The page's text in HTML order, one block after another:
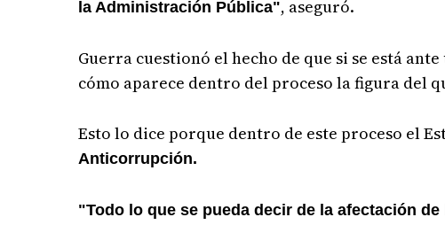
la Administración Pública", aseguró.
Guerra cuestionó el hecho de que si se está
cómo aparece dentro del proceso la figura del
Esto lo dice porque dentro de este proceso el
Anticorrupción.
"Todo lo que se pueda decir de la afectación